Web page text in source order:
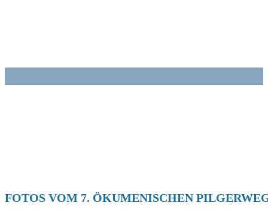
FOTOS VOM 7. ÖKUMENISCHEN